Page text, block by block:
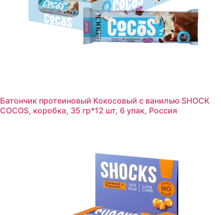
Батончик протеиновый Кокосовый с ванилью SHOCK
COCOS, коробка, 35 гр*12 шт, 6 упак, Россия